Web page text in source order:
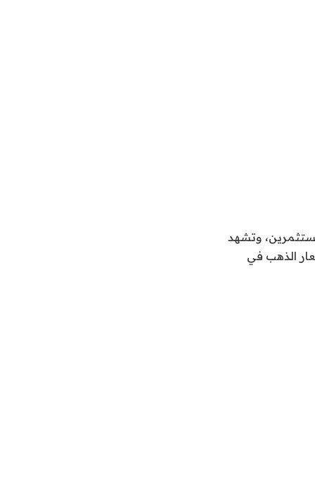
وتشهد
الذهب في